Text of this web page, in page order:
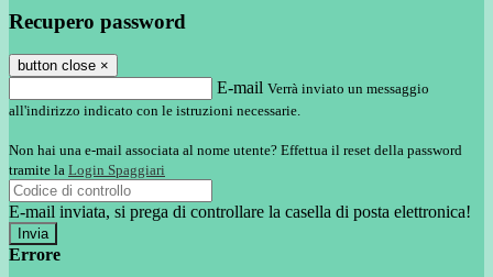
Recupero password
button close ×
E-mail Verrà inviato un messaggio
all'indirizzo indicato con le istruzioni necessarie.
Non hai una e-mail associata al nome utente? Effettua il reset della password
tramite la Login Spaggiari
E-mail inviata, si prega di controllare la casella di posta elettronica!
Errore